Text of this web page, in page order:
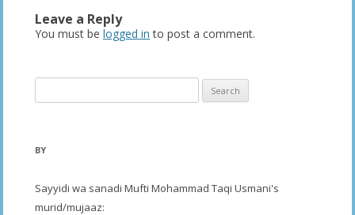
Leave a Reply
You must be logged in to post a comment.
for:
BY
Sayyidi wa sanadi Mufti Mohammad Taqi Usmani's
murid/mujaaz: